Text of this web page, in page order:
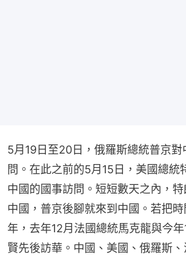
5月19日至20日，俄羅斯總統普京對
問。在此之前的5月15日，美國總統
中國的國事訪問。短短數天之內，
中國，普京後腳就來到中國。若把
年，去年12月法國總統馬克龍與今
賢先後訪華。中國、美國、俄羅斯